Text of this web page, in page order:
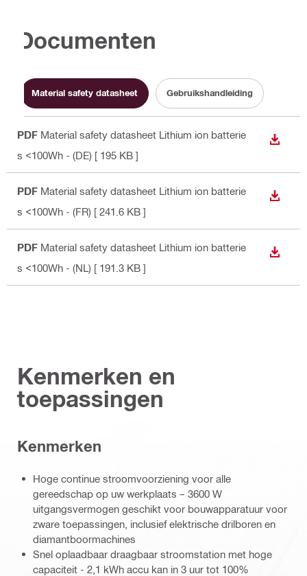
Documenten
Material safety datasheet Gebruikshandleiding
PDF Material safety datasheet Lithium ion batterie
s <100Wh - (DE) [ 195 KB ]
PDF Material safety datasheet Lithium ion batterie
s <100Wh - (FR) [ 241.6 KB ]
PDF Material safety datasheet Lithium ion batterie
s <100Wh - (NL) [ 191.3 KB ]
Kenmerken en
toepassingen
Kenmerken
Hoge continue stroomvoorziening voor alle
gereedschap op uw werkplaats – 3600 W
uitgangsvermogen geschikt voor bouwapparatuur voor
zware toepassingen, inclusief elektrische drilboren en
diamantboormachines
Snel oplaadbaar draagbaar stroomstation met hoge
capaciteit - 2,1 kWh accu kan in 3 uur tot 100%